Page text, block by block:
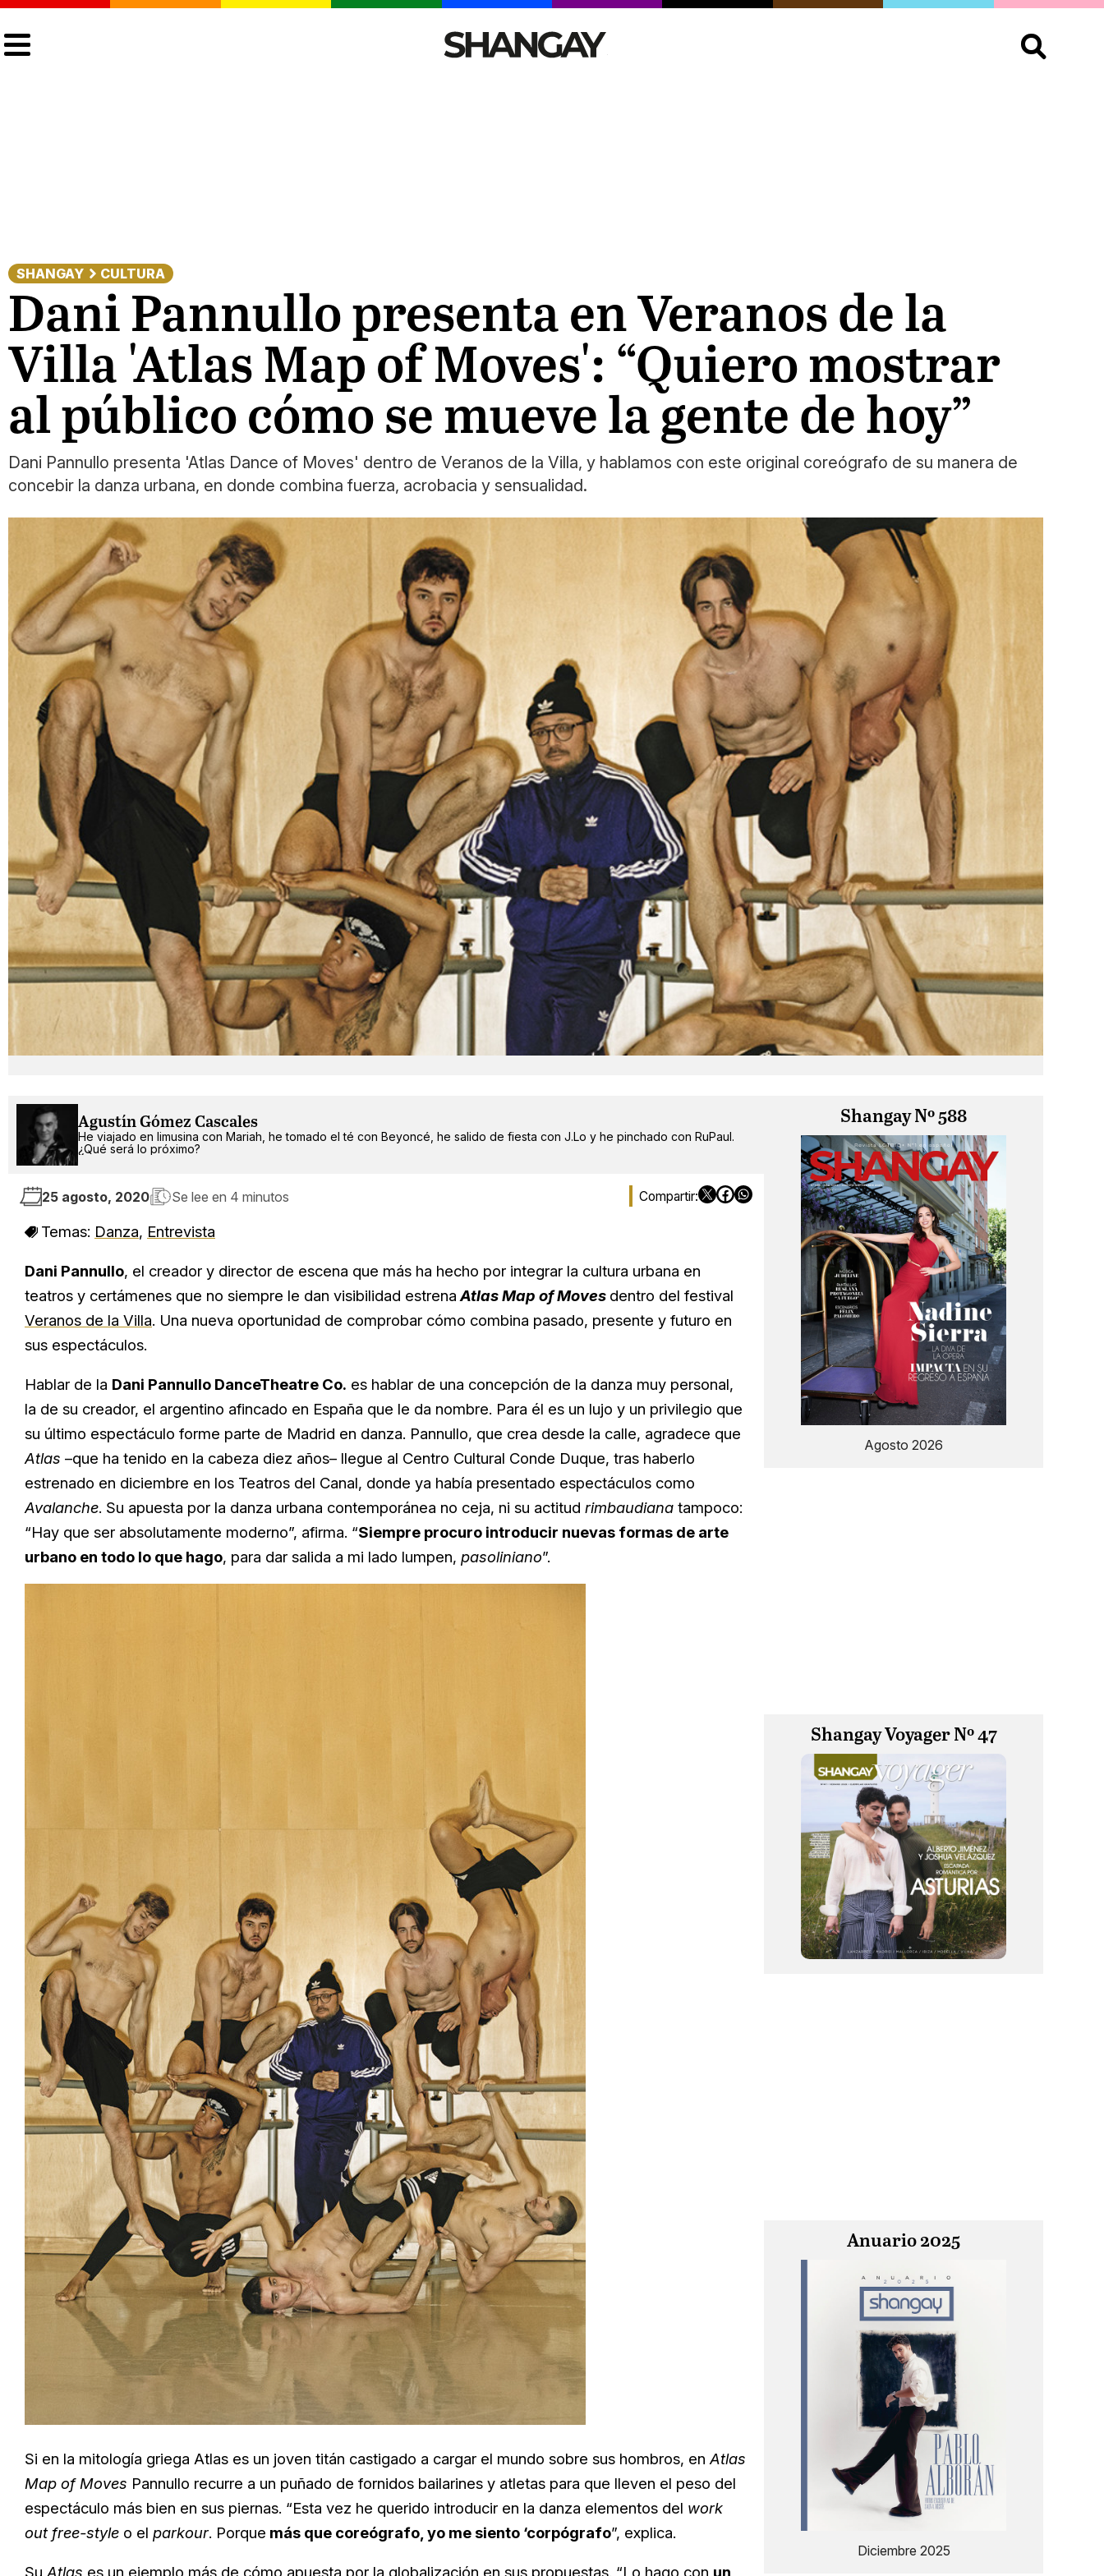
Buscar:
SHANGAY CULTURA
Dani Pannullo presenta en Veranos de la
Villa 'Atlas Map of Moves': “Quiero mostrar
al público cómo se mueve la gente de hoy”
Dani Pannullo presenta 'Atlas Dance of Moves' dentro de Veranos de la Villa, y hablamos con este original coreógrafo de su manera de
concebir la danza urbana, en donde combina fuerza, acrobacia y sensualidad.
Agustín Gómez Cascales
He viajado en limusina con Mariah, he tomado el té con Beyoncé, he salido de fiesta con J.Lo y he pinchado con RuPaul.
¿Qué será lo próximo?
25 agosto, 2020 Se lee en 4 minutos
Temas: Danza, Entrevista
Dani Pannullo, el creador y director de escena que más ha hecho por integrar la cultura urbana en
teatros y certámenes que no siempre le dan visibilidad estrena Atlas Map of Moves dentro del festival
Veranos de la Villa. Una nueva oportunidad de comprobar cómo combina pasado, presente y futuro en
sus espectáculos.
Hablar de la Dani Pannullo DanceTheatre Co. es hablar de una concepción de la danza muy personal,
la de su creador, el argentino afincado en España que le da nombre. Para él es un lujo y un privilegio que
su último espectáculo forme parte de Madrid en danza. Pannullo, que crea desde la calle, agradece que
Atlas –que ha tenido en la cabeza diez años– llegue al Centro Cultural Conde Duque, tras haberlo
estrenado en diciembre en los Teatros del Canal, donde ya había presentado espectáculos como
Avalanche. Su apuesta por la danza urbana contemporánea no ceja, ni su actitud rimbaudiana tampoco:
“Hay que ser absolutamente moderno”, afirma. “Siempre procuro introducir nuevas formas de arte
urbano en todo lo que hago, para dar salida a mi lado lumpen, pasoliniano”.
Si en la mitología griega Atlas es un joven titán castigado a cargar el mundo sobre sus hombros, en Atlas
Map of Moves Pannullo recurre a un puñado de fornidos bailarines y atletas para que lleven el peso del
espectáculo más bien en sus piernas. “Esta vez he querido introducir en la danza elementos del work
out free-style o el parkour. Porque más que coreógrafo, yo me siento ‘corpógrafo”, explica.
Su Atlas es un ejemplo más de cómo apuesta por la globalización en sus propuestas. “Lo hago con un
Shangay Nº 588
Agosto 2026
Shangay Voyager Nº 47
Anuario 2025
Diciembre 2025